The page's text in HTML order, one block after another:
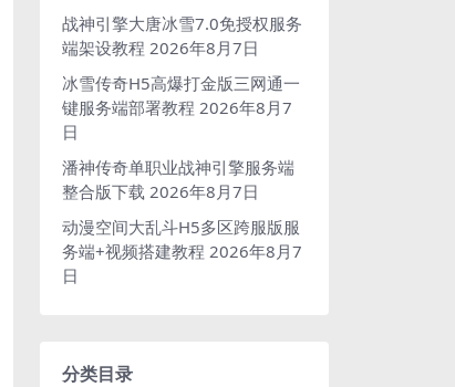
战神引擎大唐冰雪7.0免授权服务
端架设教程 2026年8月7日
冰雪传奇H5高爆打金版三网通一
键服务端部署教程 2026年8月7
日
潘神传奇单职业战神引擎服务端
整合版下载 2026年8月7日
动漫空间大乱斗H5多区跨服版服
务端+视频搭建教程 2026年8月7
日
分类目录